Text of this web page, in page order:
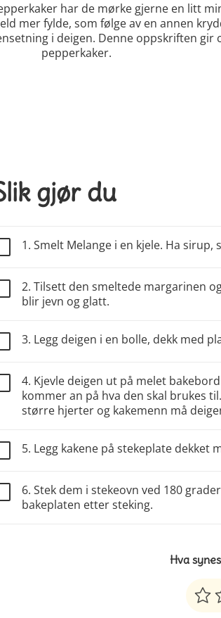
har de mørke gjerne en litt
mer fylde, som følge av en annen
i deigen. Denne oppskriften gir
pepperkaker.
gjør du
1. Smelt Melange i en kjele. Ha
2. Tilsett den smeltede margarinen
blir jevn og glatt.
3. Legg deigen i en bolle, dekk med
4. Kjevle deigen ut på melet
kommer an på hva den skal brukes
større hjerter og kakemenn må
5. Legg kakene på stekeplate dekket
6. Stek dem i stekeovn ved 180
bakeplaten etter steking.
Hva